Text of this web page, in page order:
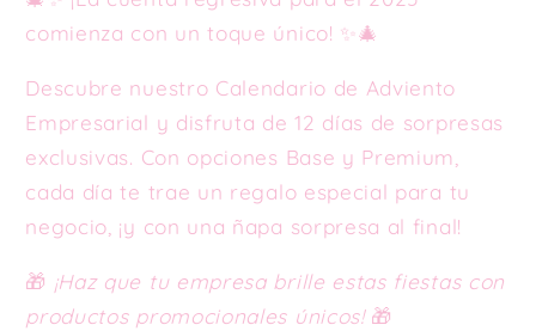
comienza con un toque único! ✨🎄
Descubre nuestro Calendario de Adviento
Empresarial y disfruta de 12 días de sorpresas
exclusivas. Con opciones Base y Premium,
cada día te trae un regalo especial para tu
negocio, ¡y con una ñapa sorpresa al final!
🎁 ¡Haz que tu empresa brille estas fiestas con
productos promocionales únicos!🎁